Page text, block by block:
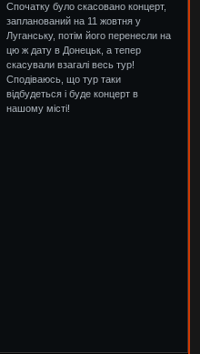
Спочатку було скасовано концерт,
запланований на 11 жовтня у
Луганську, потім його перенесли на
цю ж дату в Донецьк, а тепер
скасували взагалі весь тур!
Сподіваюсь, що тур таки
відбудеться і буде концерт в
нашому місті!